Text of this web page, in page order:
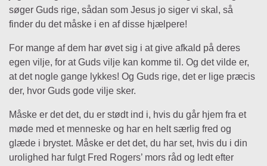
søger Guds rige, sådan som Jesus jo siger vi skal, så
finder du det måske i en af disse hjælpere!
For mange af dem har øvet sig i at give afkald på deres
egen vilje, for at Guds vilje kan komme til. Og det vilde er,
at det nogle gange lykkes! Og Guds rige, det er lige præcis
der, hvor Guds gode vilje sker.
Måske er det det, du er stødt ind i, hvis du går hjem fra et
møde med et menneske og har en helt særlig fred og
glæde i brystet. Måske er det det, du har set, hvis du i din
urolighed har fulgt Fred Rogers’ mors råd og ledt efter